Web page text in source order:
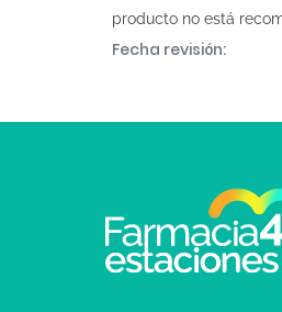
producto no está
Fecha revisión: